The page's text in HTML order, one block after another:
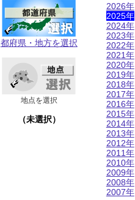
都府県・地方を選択
地点を選択
（未選択）
2026年
2025年
2024年
2023年
2022年
2021年
2020年
2019年
2018年
2017年
2016年
2015年
2014年
2013年
2012年
2011年
2010年
2009年
2008年
2007年